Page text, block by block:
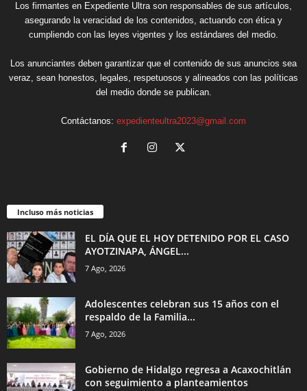
Los firmantes en Expediente Ultra son responsables de sus artículos,
asegurando la veracidad de los contenidos, actuando con ética y
cumpliendo con las leyes vigentes y los estándares del medio.
Los anunciantes deben garantizar que el contenido de sus anuncios sea
veraz, sean honestos, legales, respetuosos y alineados con las políticas
del medio donde se publican.
Contáctanos: expedienteultra2023@gmail.com
Incluso más noticias
EL DÍA QUE EL HOY DETENIDO POR EL CASO
AYOTZINAPA, ÁNGEL...
7 Ago, 2026
Adolescentes celebran sus 15 años con el
respaldo de la Familia...
7 Ago, 2026
Gobierno de Hidalgo regresa a Acaxochitlán
con seguimiento a planteamientos